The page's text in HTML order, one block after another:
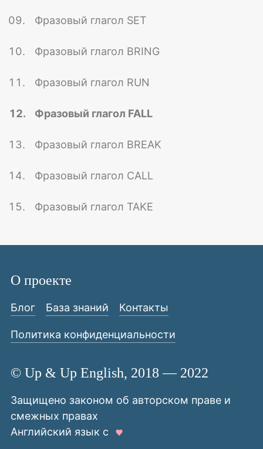
Фразовый глагол SET
Фразовый глагол BRING
Фразовый глагол RUN
Фразовый глагол FALL
Фразовый глагол BREAK
Фразовый глагол CALL
Фразовый глагол TAKE
© Up & Up English, 2018 — 2022
Защищено законом об авторском праве и
смежных правах
Английский язык с
О проекте
Блог База знаний Контакты
Политика конфиденциальности